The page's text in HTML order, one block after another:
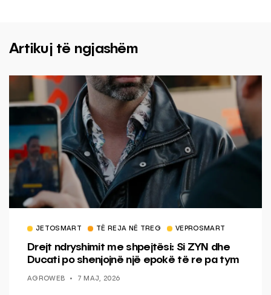
Artikuj të ngjashëm
JETOSMART TË REJA NË TREG VEPROSMART
Drejt ndryshimit me shpejtësi: Si ZYN dhe
Ducati po shenjojnë një epokë të re pa tym
AGROWEB 7 MAJ, 2026